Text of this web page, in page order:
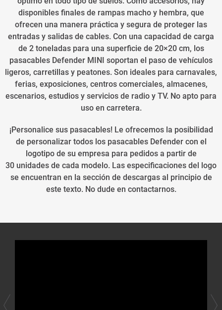
disponibles finales de rampas macho y hembra, que
ofrecen una manera práctica y segura de proteger las
entradas y salidas de cables. Con una capacidad de carga
de 2 toneladas para una superficie de 20×20 cm, los
pasacables Defender MINI soportan el paso de vehículos
ligeros, carretillas y peatones. Son ideales para carnavales,
ferias, exposiciones, centros comerciales, almacenes,
escenarios, estudios y servicios de radio y TV. No apto para
uso en carretera.
¡Personalice sus pasacables! Le ofrecemos la posibilidad
de personalizar todos los pasacables Defender con el
logotipo de su empresa para pedidos a partir de
30 unidades de cada modelo. Las especificaciones del logo
se encuentran en la sección de descargas al principio de
este texto. No dude en contactarnos.